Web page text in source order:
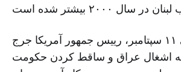
حملات تروریستی ۱۱ سپتامبر، رییس جمهور آمریکا جرج
اشغال عراق و ساقط کردن حکومت